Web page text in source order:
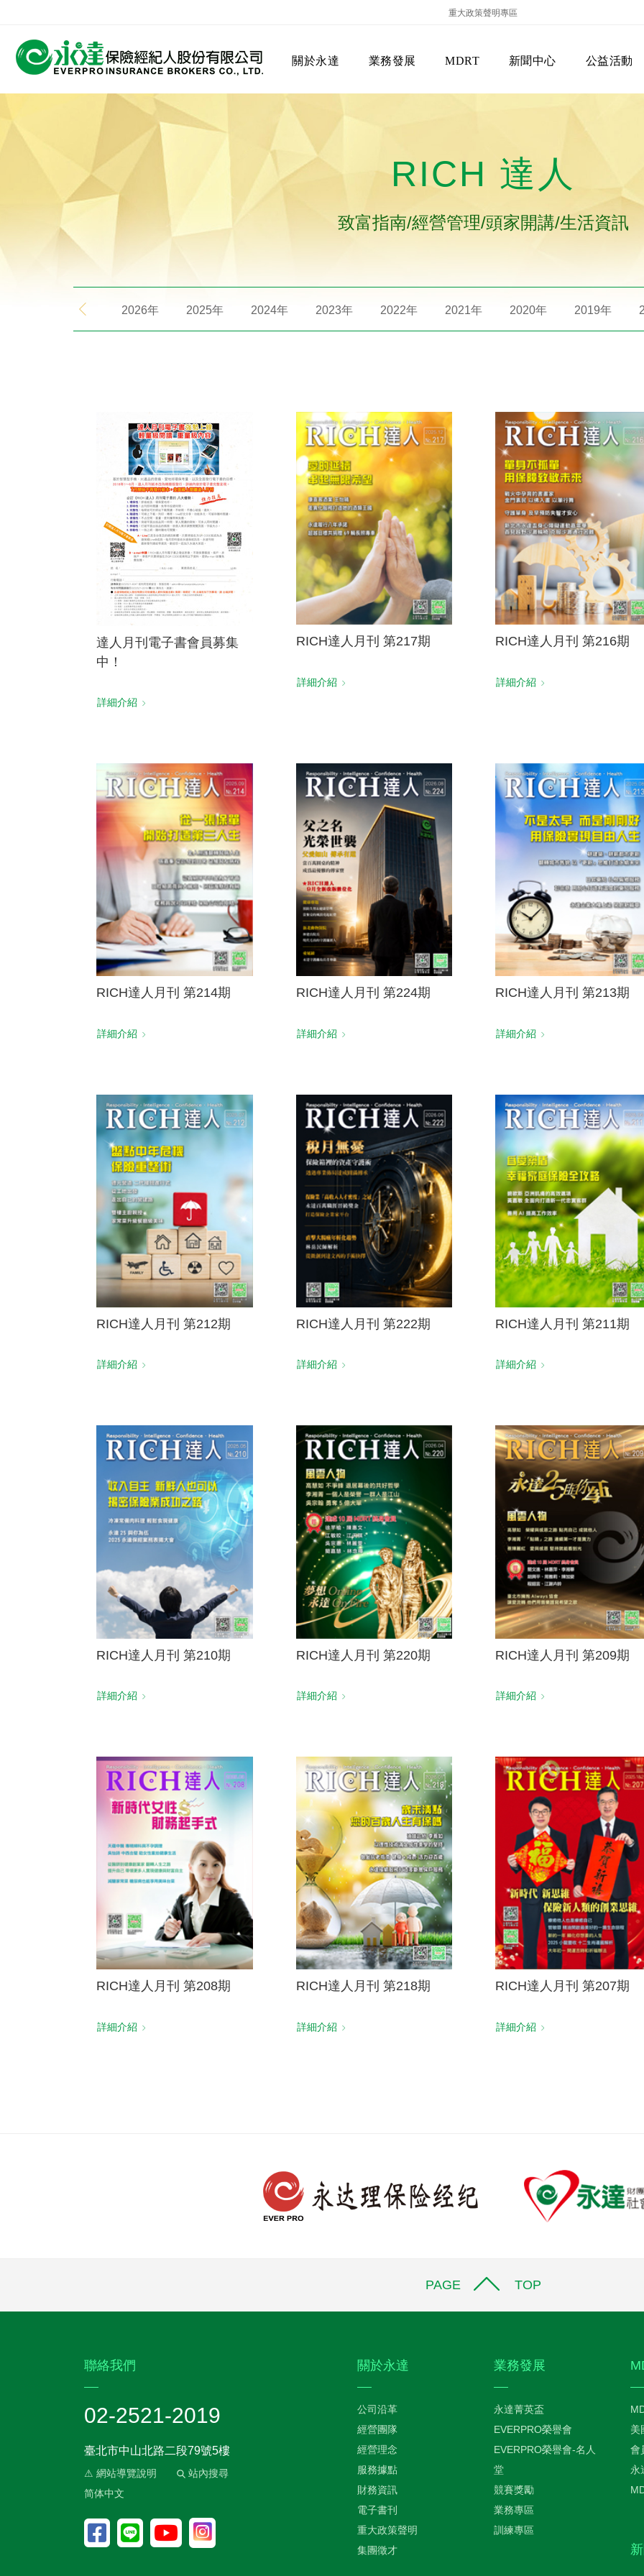
重大政策聲明專區
關於永達
關於永達
業務發展
業務發展
MDRT
MDRT
新聞中心 公益活動
客戶服務
網站連結
洗錢防制暨打擊資恐
2026年 2025年 2024年 2023年 2022年 2021年 2020年 2019年
RICH 達人
致富指南/經營管理/頭家開講/生活資訊
達人月刊電子書會員募集
中！
詳細介紹
RICH達人月刊 第217期
詳細介紹
RICH達人月刊 第216期
詳細介紹
RICH達人月刊 第214期
詳細介紹
RICH達人月刊 第224期
詳細介紹
RICH達人月刊 第213期
詳細介紹
RICH達人月刊 第212期
詳細介紹
RICH達人月刊 第222期
詳細介紹
RICH達人月刊 第211期
詳細介紹
RICH達人月刊 第210期
詳細介紹
RICH達人月刊 第220期
詳細介紹
RICH達人月刊 第209期
詳細介紹
RICH達人月刊 第208期
詳細介紹
RICH達人月刊 第218期
詳細介紹
RICH達人月刊 第207期
詳細介紹
PAGE TOP
聯絡我們
02-2521-2019
臺北市中山北路二段79號5樓
⚠ 網站導覽說明
站內搜尋
简体中文
關於永達
公司沿革
經營團隊
經營理念
服務據點
財務資訊
電子書刊
重大政策聲明
集團徵才
業務發展
永達菁英盃
EVERPRO榮譽會
EVERPRO榮譽會-名人
堂
競賽獎勵
業務專區
訓練專區
美
會
永